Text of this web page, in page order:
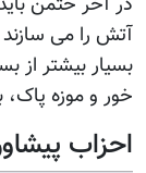
آتش را می سازند
بسیار بیشتر از
خور و موزه
احزاب